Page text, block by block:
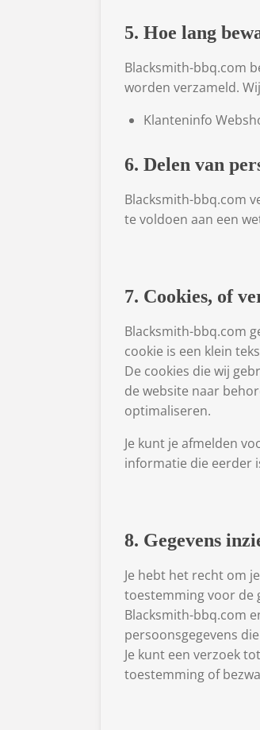
5. Hoe lang
Blacksmith-bbq.com
worden verzameld.
Klanteninfo
6. Delen van
Blacksmith-bbq.com
te voldoen aan een
7. Cookies, of
Blacksmith-bbq.com
cookie is een klein
De cookies die wij
de website naar
optimaliseren.
Je kunt je afmelden
informatie die eerder
8. Gegevens
Je hebt het recht om
toestemming voor de
Blacksmith-bbq.com
persoonsgegevens
Je kunt een verzoek
toestemming of